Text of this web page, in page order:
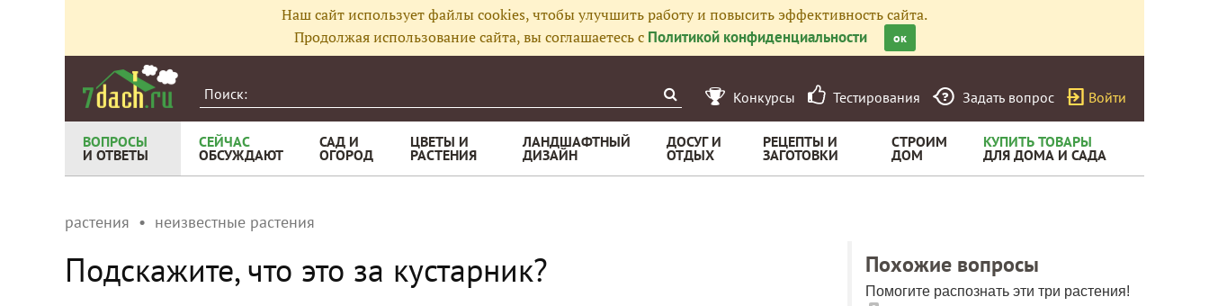
Наш сайт использует файлы cookies, чтобы улучшить работу и повысить эффективность сайта.
Продолжая использование сайта, вы соглашаетесь с Политикой конфиденциальности ок
Конкурсы Тестирования Задать вопрос Войти
ВОПРОСЫ
И ОТВЕТЫ
СЕЙЧАС
ОБСУЖДАЮТ
САД И
ОГОРОД
ЦВЕТЫ И
РАСТЕНИЯ
ЛАНДШАФТНЫЙ
ДИЗАЙН
ДОСУГ И
ОТДЫХ
РЕЦЕПТЫ И
ЗАГОТОВКИ
СТРОИМ
ДОМ
КУПИТЬ ТОВАРЫ
ДЛЯ ДОМА И САДА
растения неизвестные растения
Подскажите, что это за кустарник? Похожие вопросы
Помогите распознать эти три растения!